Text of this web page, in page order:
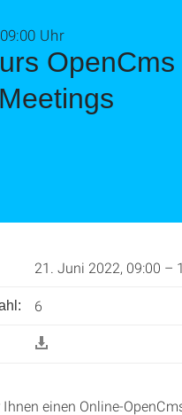
Uhr
21. Juni 2022, 09:00 –
6
einen Online-